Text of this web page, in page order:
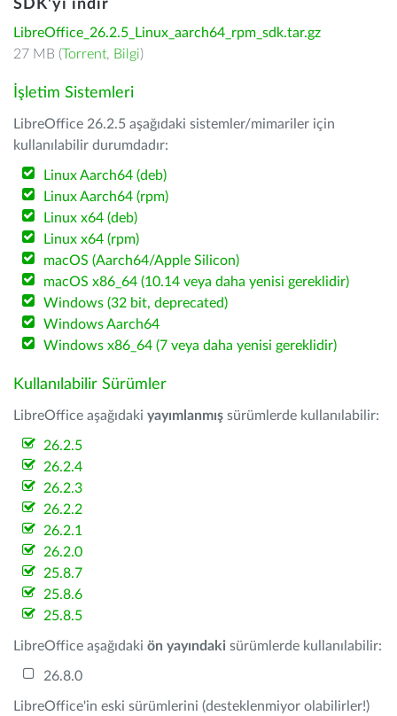
SDK'yı indir
LibreOffice_26.2.5_Linux_aarch64_rpm_sdk.tar.gz
27 MB (Torrent, Bilgi)
İşletim Sistemleri
LibreOffice 26.2.5 aşağıdaki sistemler/mimariler için
kullanılabilir durumdadır:
Linux Aarch64 (deb)
Linux Aarch64 (rpm)
Linux x64 (deb)
Linux x64 (rpm)
macOS (Aarch64/Apple Silicon)
macOS x86_64 (10.14 veya daha yenisi gereklidir)
Windows (32 bit, deprecated)
Windows Aarch64
Windows x86_64 (7 veya daha yenisi gereklidir)
Kullanılabilir Sürümler
LibreOffice aşağıdaki yayımlanmış sürümlerde kullanılabilir:
26.2.5
26.2.4
26.2.3
26.2.2
26.2.1
26.2.0
25.8.7
25.8.6
25.8.5
LibreOffice aşağıdaki ön yayındaki sürümlerde kullanılabilir:
26.8.0
LibreOffice'in eski sürümlerini (desteklenmiyor olabilirler!)